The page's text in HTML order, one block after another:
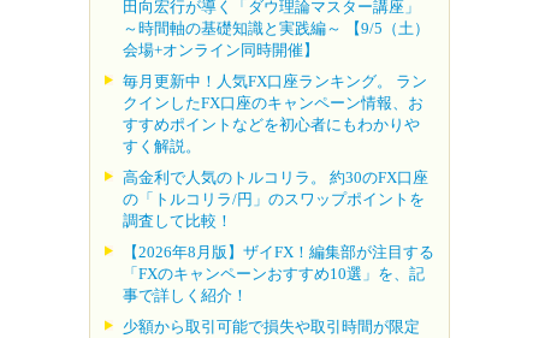
田向宏行が導く「ダウ理論マスター講座」
～時間軸の基礎知識と実践編～ 【9/5（土）
会場+オンライン同時開催】
毎月更新中！人気FX口座ランキング。 ラン
クインしたFX口座のキャンペーン情報、お
すすめポイントなどを初心者にもわかりや
すく解説。
高金利で人気のトルコリラ。 約30のFX口座
の「トルコリラ/円」のスワップポイントを
調査して比較！
【2026年8月版】ザイFX！編集部が注目する
「FXのキャンペーンおすすめ10選」を、記
事で詳しく紹介！
少額から取引可能で損失や取引時間が限定